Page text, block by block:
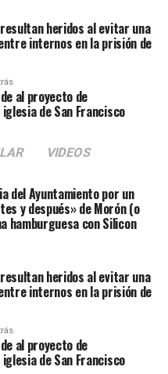
heridos al evitar una
internos en la prisión de
al proyecto de
de San Francisco
VIDEOS
del Ayuntamiento por un
y después» de Morón (o
hamburguesa con Silicon
heridos al evitar una
internos en la prisión de
al proyecto de
de San Francisco